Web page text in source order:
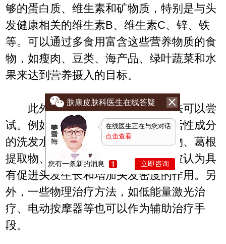
够的蛋白质、维生素和矿物质，特别是与头
发健康相关的维生素B、维生素C、锌、铁
等。可以通过多食用富含这些营养物质的食
物，如瘦肉、豆类、海产品、绿叶蔬菜和水
果来达到营养摄入的目标。
此外，还有一些其他的治疗方法可以尝
试。例如，可以考虑使用含有生发活性成分
的洗发水和护发产品，如生姜提取物、葛根
提取物、薄荷提取物等。这些成分被认为具
有促进头发生长和增加头发密度的作用。另
外，一些物理治疗方法，如低能量激光治
疗、电动按摩器等也可以作为辅助治疗手
段。
肤康皮肤科医生在线答疑
在线医生正在与您对话
点击查看
您有一条新的消息 立即咨询